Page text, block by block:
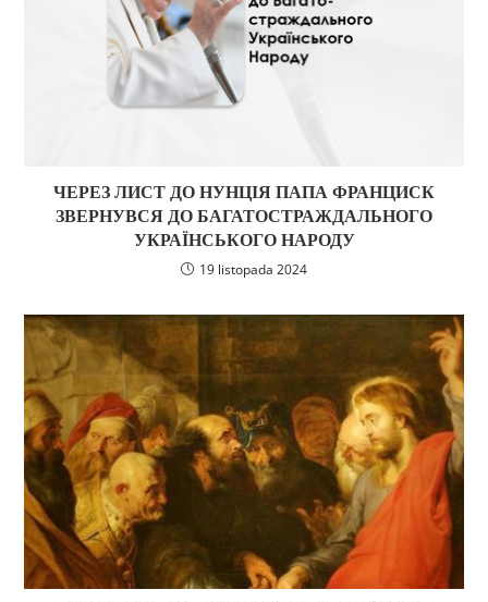
ЧЕРЕЗ ЛИСТ ДО НУНЦІЯ ПАПА ФРАНЦИСК
ЗВЕРНУВСЯ ДО БАГАТОСТРАЖДАЛЬНОГО
УКРАЇНСЬКОГО НАРОДУ
19 listopada 2024